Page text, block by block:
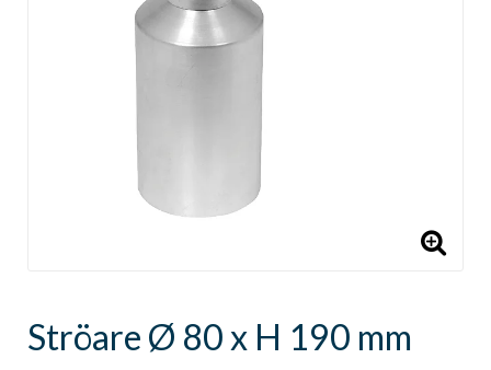
Ströare Ø 80 x H 190 mm